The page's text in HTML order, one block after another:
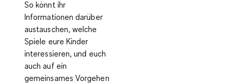
So könnt ihr
Informationen darüber
austauschen, welche
Spiele eure Kinder
interessieren, und euch
auch auf ein
gemeinsames Vorgehen